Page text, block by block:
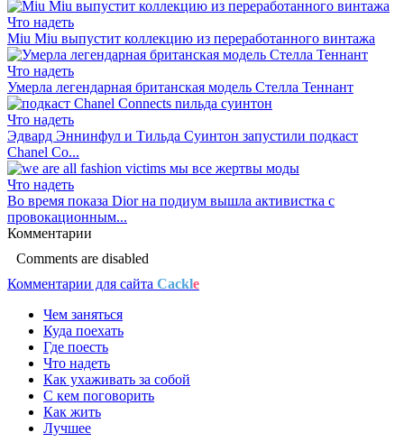
Что надеть
Miu Miu выпустит коллекцию из переработанного винтажа
Что надеть
Умерла легендарная британская модель Стелла Теннант
Что надеть
Эдвард Эннинфул и Тильда Суинтон запустили подкаст
Chanel Co...
Что надеть
Во время показа Dior на подиум вышла активистка с
провокационным...
Комментарии
Comments are disabled
Комментарии для сайта Cackle
Чем заняться
Куда поехать
Где поесть
Что надеть
Как ухаживать за собой
С кем поговорить
Как жить
Лучшее